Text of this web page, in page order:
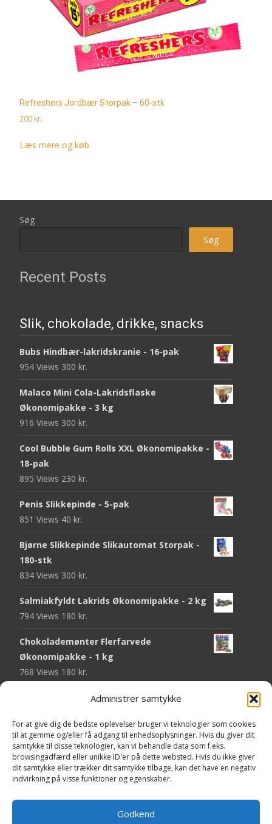
Administrer samtykke
For at give dig de bedste oplevelser bruger vi teknologier som cookies
til at gemme og/eller få adgang til enhedsoplysninger. Hvis du giver dit
samtykke til disse teknologier, kan vi behandle data som f.eks.
browsingadfærd eller unikke ID'er på dette websted. Hvis du ikke giver
dit samtykke eller trækker dit samtykke tilbage, kan det have en negativ
indvirkning på visse funktioner og egenskaber.
Godkend
Refreshers Jordbær Storpak – 60-stk
200 kr.
Læs mere og køb
Søg
Søg
Recent Posts
Slik, chokolade, drikke, snacks
Bubs Hindbær-lakridskranie - 16-pak
954 Views 300 kr.
Malaco Mini Cola-Lakridsflaske
Økonomipakke - 3 kg
916 Views 300 kr.
Cool Bubble Gum Rolls XXL Økonomipakke -
18-pak
895 Views 230 kr.
Penis Slikkepinde - 5-pak
851 Views 40 kr.
Bjørne Slikkepinde Slikautomat Storpak -
180-stk
834 Views 300 kr.
Salmiakfyldt Lakrids Økonomipakke - 2 kg
794 Views 180 kr.
Chokolademønter Flerfarvede
Økonomipakke - 1 kg
768 Views 180 kr.
Malaco Stjerner Lakrids - 92 gram
Pringles Hot & Spicy - 165 gram
743 Views40 kr.
Fini Krudttønder Tyggegummi